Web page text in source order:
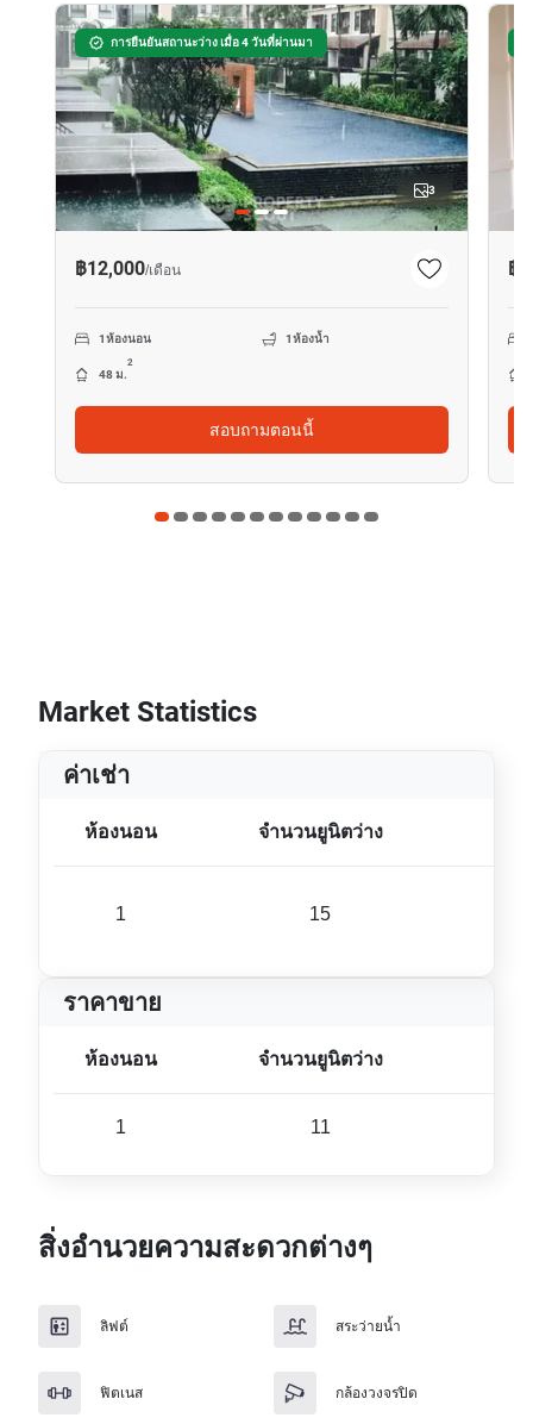
การยืนยันสถานะว่าง เมื่อ 4 วันที่ผ่านมา
3
฿12,000/เดือน
1ห้องนอน 1ห้องน้ำ
48 ม.
2
สอบถามตอนนี้
฿
Market Statistics
ค่าเช่า
ห้องนอน จำนวนยูนิตว่าง
1 15
ราคาขาย
ห้องนอน จำนวนยูนิตว่าง
1 11
สิ่งอำนวยความสะดวกต่างๆ
ลิฟต์ สระว่ายน้ำ
ฟิตเนส กล้องวงจรปิด